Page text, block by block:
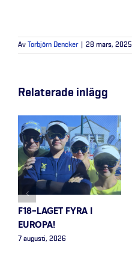
Av Torbjörn Dencker 28 mars, 2025
Relaterade inlägg
F18-LAGET FYRA I
EUROPA!
7 augusti, 2026